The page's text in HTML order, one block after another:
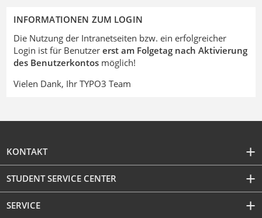
INFORMATIONEN ZUM LOGIN
Die Nutzung der Intranetseiten bzw. ein erfolgreicher
Login ist für Benutzer erst am Folgetag nach Aktivierung
des Benutzerkontosmöglich!
Vielen Dank, Ihr TYPO3 Team
KONTAKT
STUDENT SERVICE CENTER
SERVICE